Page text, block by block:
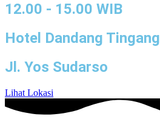
12.00 - 15.00 WIB
Hotel Dandang Tingang
Jl. Yos Sudarso
Lihat Lokasi